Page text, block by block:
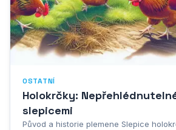
OSTATNÍ
Holokrčky:
slepicemi
Původ a historie plemene Slepice